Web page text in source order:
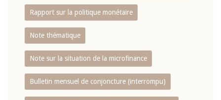
Rapport sur la politique monétaire
Note thématique
Note sur la situation de la microfinance
Bulletin mensuel de conjoncture (interrompu)